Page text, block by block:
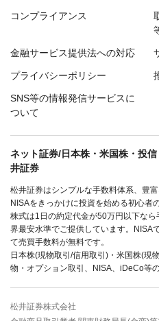
コンプライアンス
金融サービス提供法への対応
プライバシーポリシー
SNS等の情報発信サービスに
ついて
ネット証券/日本株・米国株・投
井証券
松井証券はシンプルな手数料体系、豊
NISAをきっかけに投資を始める初心者
株式は1日の約定代金が50万円以下な
界最安水準でご提供しています。NISA
て売買手数料が無料です。
日本株(現物取引/信用取引)・米国株(現
物・オプション取引、NISA、iDeCo等
松井証券株式会社